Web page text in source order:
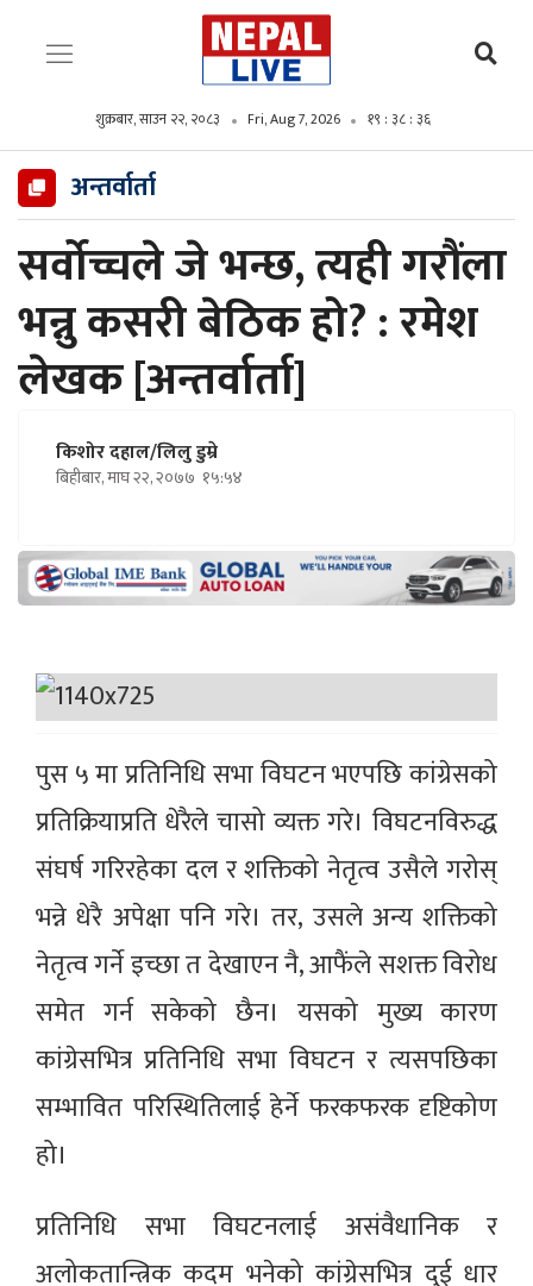
शुक्रबार, साउन २२, २०८३ Fri, Aug 7, 2026 १९ : ३८ : ३७
अन्तर्वार्ता
सर्वोच्चले जे भन्छ, त्यही गरौंला
भन्नु कसरी बेठिक हो? : रमेश
लेखक [अन्तर्वार्ता]
किशोर दहाल/लिलु डुम्रे
बिहीबार, माघ २२, २०७७ १५:५४
पुस ५ मा प्रतिनिधि सभा विघटन भएपछि कांग्रेसको
प्रतिक्रियाप्रति धेरैले चासो व्यक्त गरे। विघटनविरुद्ध
संघर्ष गरिरहेका दल र शक्तिको नेतृत्व उसैले गरोस्
भन्ने धेरै अपेक्षा पनि गरे। तर, उसले अन्य शक्तिको
नेतृत्व गर्ने इच्छा त देखाएन नै, आफैंले सशक्त विरोध
समेत गर्न सकेको छैन। यसको मुख्य कारण
कांग्रेसभित्र प्रतिनिधि सभा विघटन र त्यसपछिका
सम्भावित परिस्थितिलाई हेर्ने फरकफरक दृष्टिकोण
हो।
प्रतिनिधि सभा विघटनलाई असंवैधानिक र
अलोकतान्त्रिक कदम भनेको कांग्रेसभित्र दुई धार